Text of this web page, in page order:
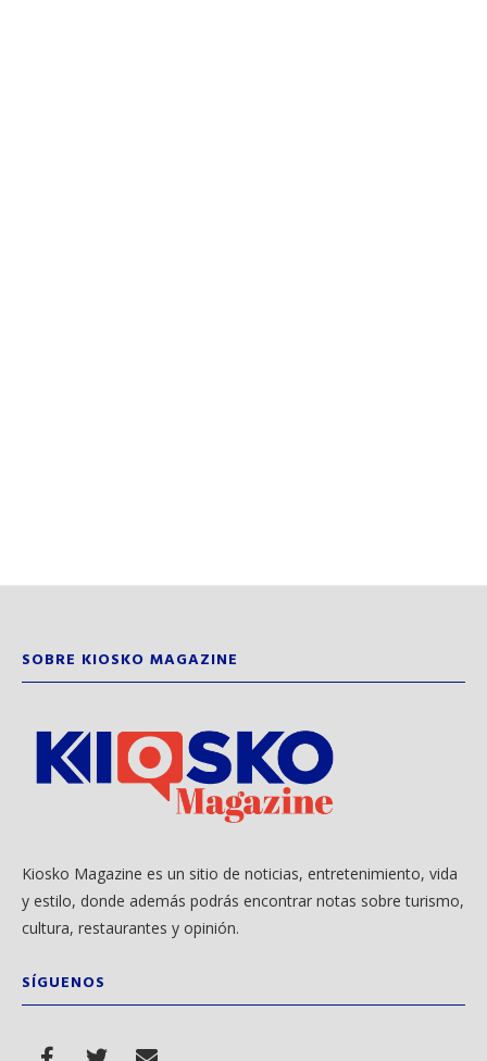
SOBRE KIOSKO MAGAZINE
Kiosko Magazine es un sitio de noticias, entretenimiento, vida
y estilo, donde además podrás encontrar notas sobre turismo,
cultura, restaurantes y opinión.
SÍGUENOS